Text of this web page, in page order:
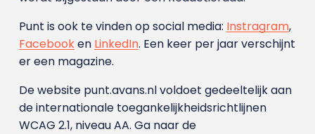
Punt is ook te vinden op social media: Instragram,
Facebooken LinkedIn. Een keer per jaar verschijnt
er een magazine.
De website punt.avans.nl voldoet gedeeltelijk aan
de internationale toegankelijkheidsrichtlijnen
WCAG 2.1, niveau AA. Ga naar de